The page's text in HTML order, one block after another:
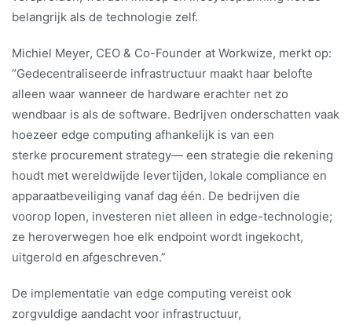
belangrijk als de technologie zelf.
Michiel Meyer, CEO & Co-Founder at Workwize, merkt op:
“Gedecentraliseerde infrastructuur maakt haar belofte
alleen waar wanneer de hardware erachter net zo
wendbaar is als de software. Bedrijven onderschatten vaak
hoezeer edge computing afhankelijk is van een
sterke procurement strategy— een strategie die rekening
houdt met wereldwijde levertijden, lokale compliance en
apparaatbeveiliging vanaf dag één. De bedrijven die
voorop lopen, investeren niet alleen in edge-technologie;
ze heroverwegen hoe elk endpoint wordt ingekocht,
uitgerold en afgeschreven.”
De implementatie van edge computing vereist ook
zorgvuldige aandacht voor infrastructuur,